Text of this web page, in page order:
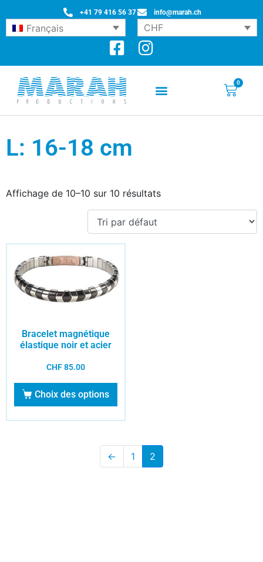
+41 79 416 56 37 info@marah.ch
Français CHF
0
L: 16-18 cm
Affichage de 10–10 sur 10 résultats
Bracelet magnétique
élastique noir et acier
CHF85.00
Choix des options
← 1 2